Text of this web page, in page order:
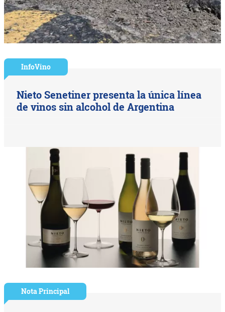
InfoVino
Nieto Senetiner presenta la única línea
de vinos sin alcohol de Argentina
Nota Principal